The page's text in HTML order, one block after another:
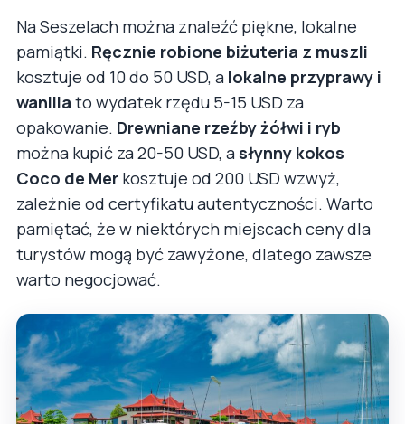
Na Seszelach można znaleźć piękne, lokalne
pamiątki. Ręcznie robione biżuteria z muszli
kosztuje od 10 do 50 USD, a lokalne przyprawy i
wanilia to wydatek rzędu 5-15 USD za
opakowanie. Drewniane rzeźby żółwi i ryb
można kupić za 20-50 USD, a słynny kokos
Coco de Mer kosztuje od 200 USD wzwyż,
zależnie od certyfikatu autentyczności. Warto
pamiętać, że w niektórych miejscach ceny dla
turystów mogą być zawyżone, dlatego zawsze
warto negocjować.